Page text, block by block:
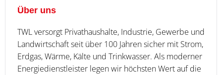
Über uns
TWL versorgt Privathaushalte, Industrie, Gewerbe und
Landwirtschaft seit über 100 Jahren sicher mit Strom,
Erdgas, Wärme, Kälte und Trinkwasser. Als moderner
Energiedienstleister legen wir höchsten Wert auf die